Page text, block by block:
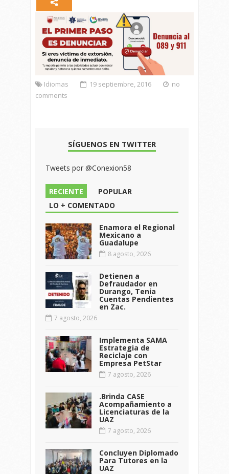
Idiomas 19 septiembre, 2016
no
comments
SÍGUENOS EN TWITTER
Tweets por @Conexion58
RECIENTE
POPULAR
LO + COMENTADO
Enamora el Regional
Mexicano a
Guadalupe
8 agosto, 2026
Detienen a
Defraudador en
Durango, Tenia
Cuentas Pendientes
en Zac.
7 agosto, 2026
Implementa SAMA
Estrategia de
Reciclaje con
Empresa PetStar
7 agosto, 2026
.Brinda CASE
Acompañamiento a
Licenciaturas de la
UAZ
7 agosto, 2026
Concluyen Diplomado
Para Tutores en la
UAZ